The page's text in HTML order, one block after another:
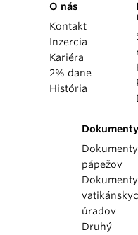
O nás
Kontakt
Inzercia
Kariéra
2% dane
História
Dokumenty
Dokumenty
pápežov
Dokumenty
úradov
Druhý